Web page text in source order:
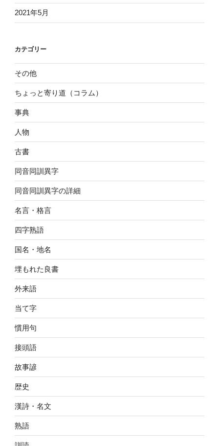
2021年5月
カテゴリー
その他
ちょっと寄り道（コラム）
事典
人物
古書
同音同訓異字
同音同訓異字の詳細
名言・格言
四字熟語
国名・地名
埋もれた良書
外来語
当て字
慣用句
接頭語
故事諺
歴史
漢詩・名文
熟語